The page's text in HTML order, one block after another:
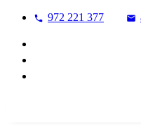
972 221 377